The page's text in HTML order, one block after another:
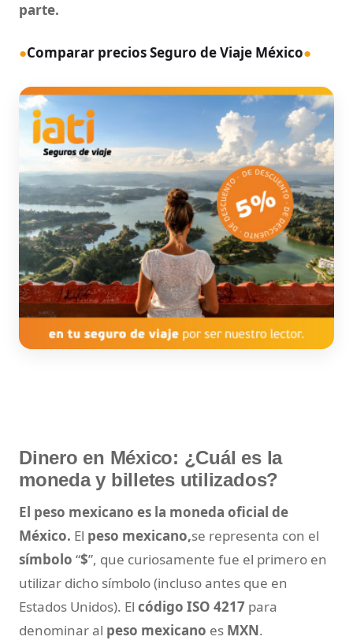
parte.
●Comparar precios Seguro de Viaje México●
Dinero en México: ¿Cuál es la
moneda y billetes utilizados?
El peso mexicano es la moneda oficial de
México. El peso mexicano,se representa con el
símbolo “$”, que curiosamente fue el primero en
utilizar dicho símbolo (incluso antes que en
Estados Unidos). El código ISO 4217 para
denominar al peso mexicano es MXN.